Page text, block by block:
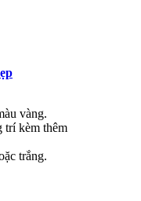
vàng.
trí kèm thêm
trắng.